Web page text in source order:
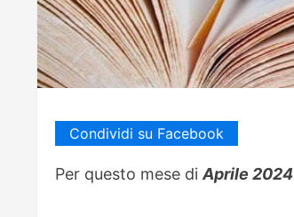
Condividi su Facebook
Per questo mese di Aprile 2024